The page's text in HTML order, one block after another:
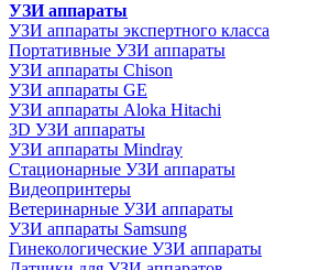
УЗИ аппараты
УЗИ аппараты экспертного класса
Портативные УЗИ аппараты
УЗИ аппараты Chison
УЗИ аппараты GE
УЗИ аппараты Aloka Hitachi
3D УЗИ аппараты
УЗИ аппараты Mindray
Стационарные УЗИ аппараты
Видеопринтеры
Ветеринарные УЗИ аппараты
УЗИ аппараты Samsung
Гинекологические УЗИ аппараты